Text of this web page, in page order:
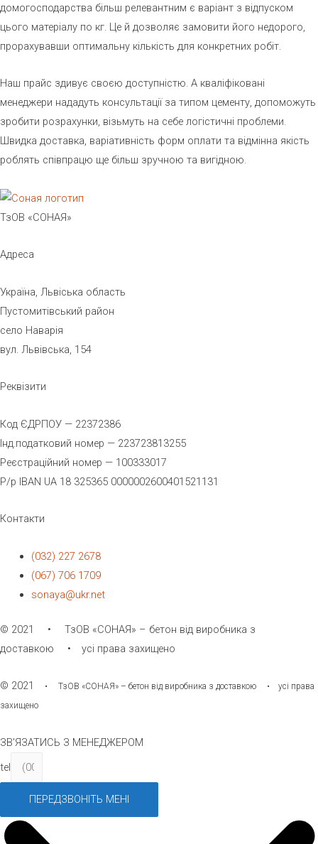
домогосподарства більш релевантним є варіант з відпуском
цього матеріалу по кг. Це й дозволяє замовити його недорого,
прорахувавши оптимальну кількість для конкретних робіт.
Наш прайс здивує своєю доступністю. А кваліфіковані
менеджери нададуть консультації за типом цементу, допоможуть
зробити розрахунки, візьмуть на себе логістичні проблеми.
Швидка доставка, варіативність форм оплати та відмінна якість
роблять співпрацю ще більш зручною та вигідною.
ТзОВ «СОНАЯ»
Адреса
Україна, Львіська область
Пустомитівський район
село Наварія
вул. Львівська, 154
Реквізити
Код ЄДРПОУ — 22372386
Інд.податковий номер — 223723813255
Реєстраційний номер — 100333017
Р/р IBAN UA 18 325365 0000002600401521131
Контакти
(032) 227 2678
(067) 706 1709
sonaya@ukr.net
© 2021 • ТзОВ «СОНАЯ» – бетон від виробника з
доставкою • усі права захищено
© 2021
• ТзОВ «СОНАЯ» – бетон від виробника з доставкою • усі права
захищено
ЗВ'ЯЗАТИСЬ З МЕНЕДЖЕРОМ
tel
ПЕРЕДЗВОНІТЬ МЕНІ